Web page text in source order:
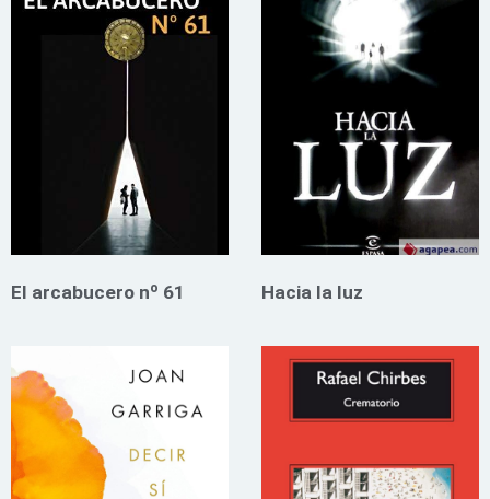
El arcabucero nº 61 Hacia la luz